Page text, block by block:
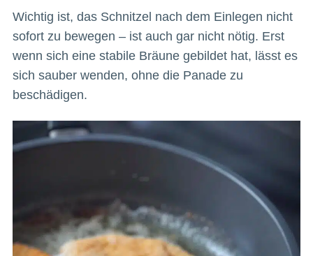
Wichtig ist, das Schnitzel nach dem Einlegen nicht
sofort zu bewegen – ist auch gar nicht nötig. Erst
wenn sich eine stabile Bräune gebildet hat, lässt es
sich sauber wenden, ohne die Panade zu
beschädigen.